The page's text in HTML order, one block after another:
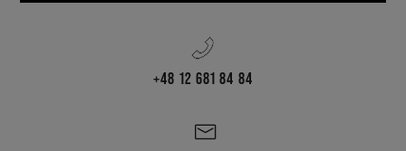
+48 12 681 84 84